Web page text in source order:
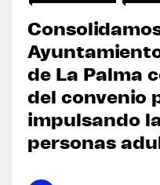
de La Palma
del convenio
impulsando
personas